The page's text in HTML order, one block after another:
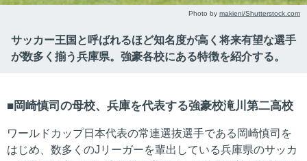
Photo by makieni/Shutterstock.com
サッカー王国と呼ばれるほど知名度が高く将来有望な選手
が数多く揃う兵庫県。強豪各校にある特徴を紹介する。
岡崎慎司の母校、兵庫を代表する強豪校滝川第二高校
ワールドカップ日本代表の常連選抜選手である岡崎慎司を
はじめ、数多くのJリーガーを輩出している兵庫県のサッカ